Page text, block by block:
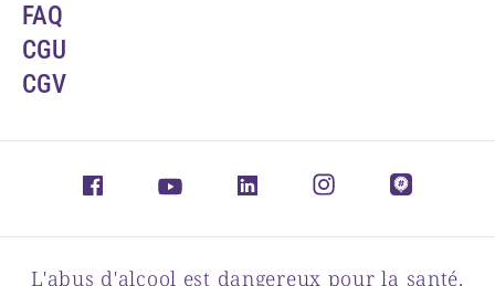
FAQ
CGU
CGV
L'abus d'alcool est dangereux pour la santé,